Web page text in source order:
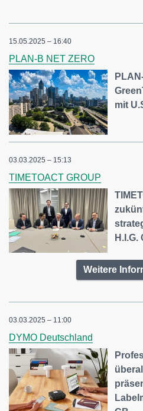
15.05.2025 – 16:40
PLAN-B NET ZERO
mit
03.03.2025 – 15:13
TIMETOACT GROUP
H.I.G.
Weitere
03.03.2025 – 11:00
DYMO Deutschland